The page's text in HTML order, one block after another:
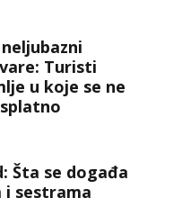
Turisti
u koje se ne
Šta se događa
i sestrama